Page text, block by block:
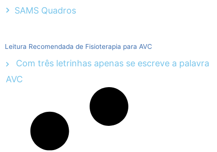
SAMS Quadros
Leitura Recomendada de Fisioterapia para AVC
Com três letrinhas apenas se escreve a palavra
AVC